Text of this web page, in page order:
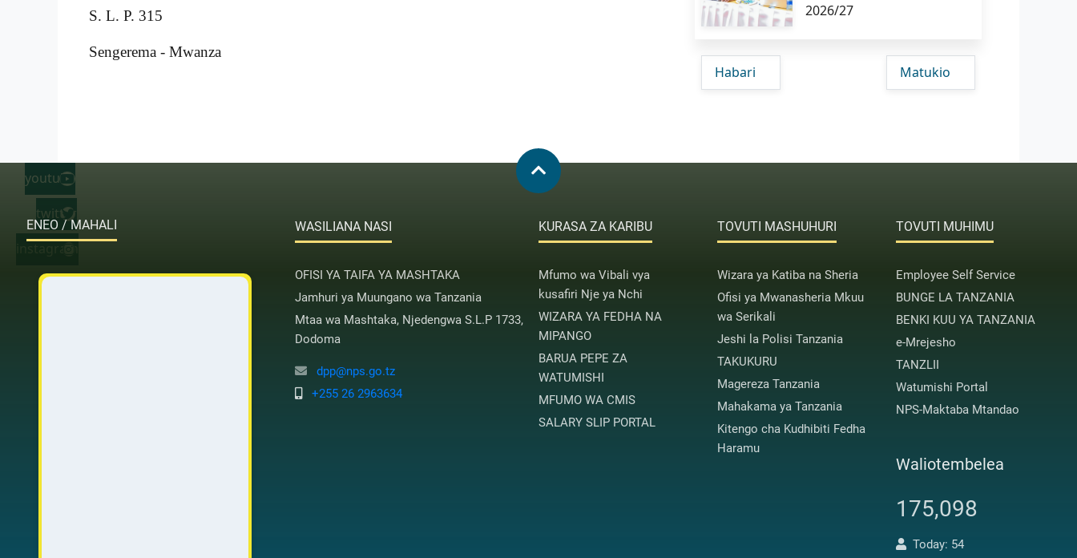
S. L. P. 315
Sengerema - Mwanza
2026/27
Habari Matukio
youtube
twitter
ENEO / MAHALI WASILIANA NASI
OFISI YA TAIFA YA MASHTAKA
Jamhuri ya Muungano wa Tanzania
Mtaa wa Mashtaka, Njedengwa S.L.P 1733,
Dodoma
dpp@nps.go.tz
+255 26 2963634
KURASA ZA KARIBU
Mfumo wa Vibali vya
kusafiri Nje ya Nchi
WIZARA YA FEDHA NA
MIPANGO
BARUA PEPE ZA
WATUMISHI
MFUMO WA CMIS
SALARY SLIP PORTAL
TOVUTI MASHUHURI
Wizara ya Katiba na Sheria
Ofisi ya Mwanasheria Mkuu
wa Serikali
Jeshi la Polisi Tanzania
TAKUKURU
Magereza Tanzania
Mahakama ya Tanzania
Kitengo cha Kudhibiti Fedha
Haramu
TOVUTI MUHIMU
Employee Self Service
BUNGE LA TANZANIA
BENKI KUU YA TANZANIA
e-Mrejesho
TANZLII
Watumishi Portal
NPS-Maktaba Mtandao
Waliotembelea
175,098
Today: 54